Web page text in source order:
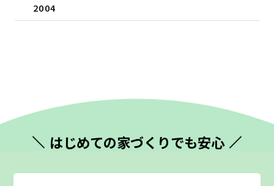
2004
はじめての家づくりでも安心